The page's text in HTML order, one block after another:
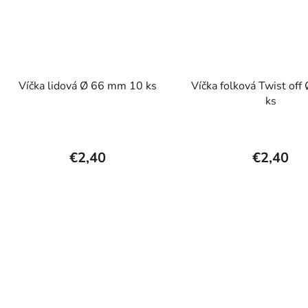
Víčka lidová Ø 66 mm 10 ks
€2,40
Víčka folková Twist
ks
€2,40